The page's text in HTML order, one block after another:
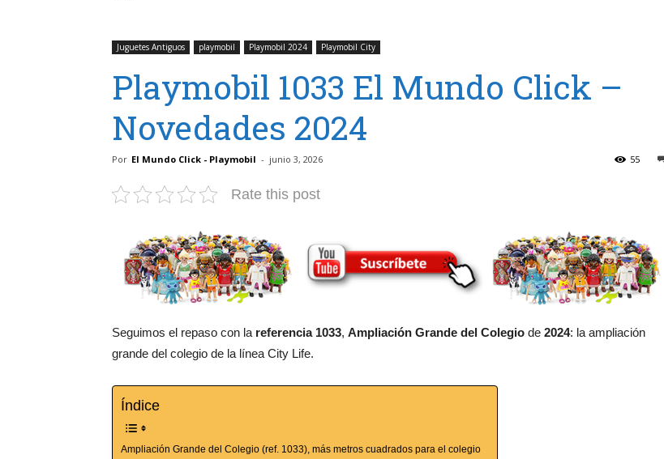
Juguetes Antiguos playmobil Playmobil 2024 Playmobil City
Playmobil 1033 El Mundo Click –
Novedades 2024
Por El Mundo Click - Playmobil - junio 3, 2026 55
Rate this post
Seguimos el repaso con la referencia 1033, Ampliación Grande del Colegio de 2024: la ampliación
grande del colegio de la línea City Life.
Índice
Ampliación Grande del Colegio (ref. 1033), más metros cuadrados para el colegio